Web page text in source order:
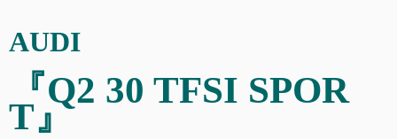
AUDI
『Q2 30 TFSI SPOR
T』